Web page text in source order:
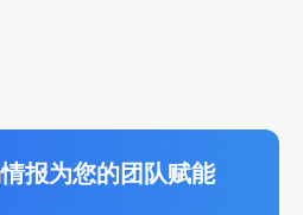
报为您的团队赋能